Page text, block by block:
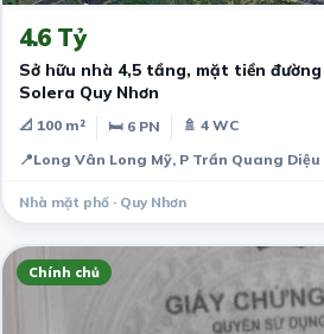
4.6 Tỷ
Sở hữu nhà 4,5 tầng, mặt tiền đường
Solera Quy Nhơn
📐 100 m² 🛏 6 PN
🚿 4 WC
📍Long Vân Long Mỹ, P Trần Quang Diệu
Nhà mặt phố · Quy Nhơn
Chính chủ